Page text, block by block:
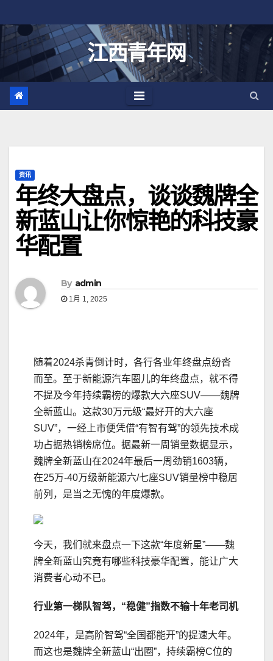
至
江西青年网
资讯
年终大盘点，谈谈魏牌全
新蓝山让你惊艳的科技豪
华配置
By admin
1月 1, 2025
随着2024杀青倒计时，各行各业年终盘点纷沓
而至。至于新能源汽车圈儿的年终盘点，就不得
不提及今年持续霸榜的爆款大六座SUV——魏牌
全新蓝山。这款30万元级“最好开的大六座
SUV”，一经上市便凭借“有智有驾”的领先技术成
功占据热销榜席位。据最新一周销量数据显示，
魏牌全新蓝山在2024年最后一周劲销1603辆，
在25万-40万级新能源六/七座SUV销量榜中稳居
前列，是当之无愧的年度爆款。
今天，我们就来盘点一下这款“年度新星”——魏
牌全新蓝山究竟有哪些科技豪华配置，能让广大
消费者心动不已。
行业第一梯队智驾，“稳健”指数不输十年老司机
2024年，是高阶智驾“全国都能开”的提速大年。
而这也是魏牌全新蓝山“出圈”，持续霸榜C位的